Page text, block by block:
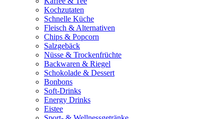
Kochzutaten
Schnelle Küche
Fleisch & Alternativen
Chips & Popcorn
Salzgebäck
Nüsse & Trockenfrüchte
Backwaren & Riegel
Schokolade & Dessert
Bonbons
Soft-Drinks
Energy Drinks
Eistee